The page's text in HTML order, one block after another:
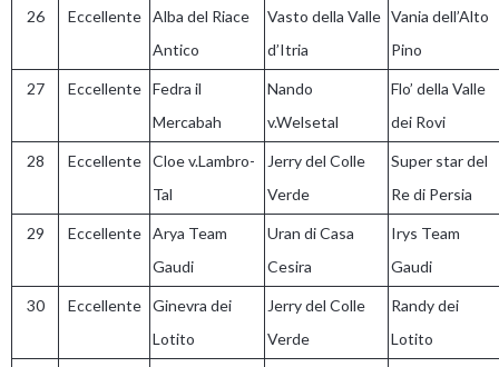
26 Eccellente
Alba del Riace
Antico
Vasto della Valle
d’Itria
Vania dell’Alto
Pino
27 Eccellente
Fedra il
Mercabah
Nando
v.Welsetal
Flo’ della Valle
dei Rovi
28 Eccellente
Cloe v.Lambro-
Tal
Jerry del Colle
Verde
Super star del
Re di Persia
29 Eccellente
Arya Team
Gaudi
Uran di Casa
Cesira
Irys Team
Gaudi
30 Eccellente
Ginevra dei
Lotito
Jerry del Colle
Verde
Randy dei
Lotito